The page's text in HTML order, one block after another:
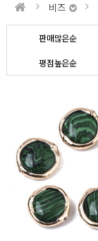
비즈
판매많은순
평점높은순